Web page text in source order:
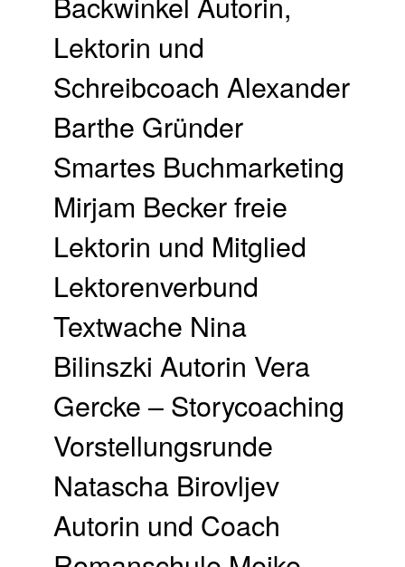
Lektorin und
Schreibcoach Alexander
Barthe Gründer
Smartes Buchmarketing
Mirjam Becker freie
Lektorin und Mitglied
Lektorenverbund
Textwache Nina
Bilinszki Autorin Vera
Gercke – Storycoaching
Vorstellungsrunde
Natascha Birovljev
Autorin und Coach